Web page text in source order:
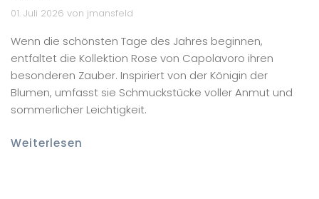
01. Juli 2026 von jmansfeld
Wenn die schönsten Tage des Jahres beginnen,
entfaltet die Kollektion Rose von Capolavoro ihren
besonderen Zauber. Inspiriert von der Königin der
Blumen, umfasst sie Schmuckstücke voller Anmut und
sommerlicher Leichtigkeit.
Weiterlesen